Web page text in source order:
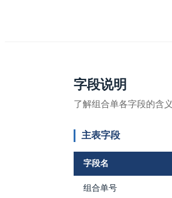
字段说明
了解组合单各字段的含义
主表字段
字段名
组合单号